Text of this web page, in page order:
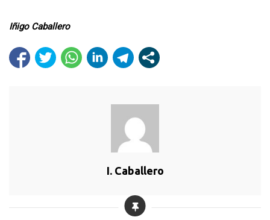
Iñigo Caballero
I. Caballero